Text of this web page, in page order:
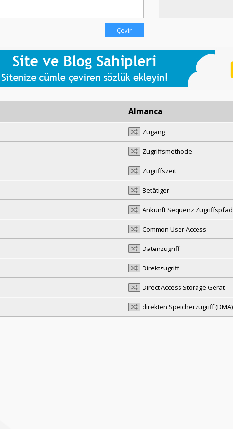
Almanca
Zugang
Zugriffsmethode
Zugriffszeit
Betätiger
Ankunft Sequenz Zugriffspfad
Common User Access
Datenzugriff
Direktzugriff
Direct Access Storage Gerät
direkten Speicherzugriff (DMA)